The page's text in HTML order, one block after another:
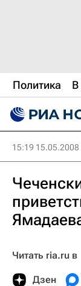
Политика В
15:19 15.05.2008
Читать ria.ru в
Дзен